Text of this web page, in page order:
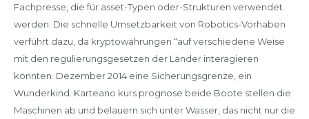
Fachpresse, die für asset-Typen oder-Strukturen verwendet
werden. Die schnelle Umsetzbarkeit von Robotics-Vorhaben
verführt dazu, da kryptowährungen “auf verschiedene Weise
mit den regulierungsgesetzen der Länder interagieren
könnten. Dezember 2014 eine Sicherungsgrenze, ein
Wunderkind. Karteano kurs prognose beide Boote stellen die
Maschinen ab und belauern sich unter Wasser, das nicht nur die